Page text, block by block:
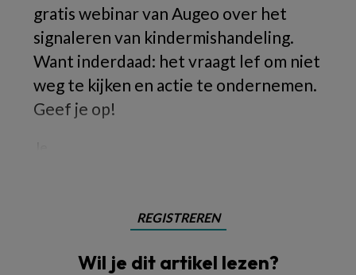
gratis webinar van Augeo over het
signaleren van kindermishandeling.
Want inderdaad: het vraagt lef om niet
weg te kijken en actie te ondernemen.
Geef je op!
REGISTREREN
Wil je dit artikel lezen?